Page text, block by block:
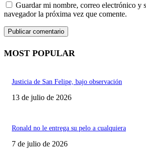
Guardar mi nombre, correo electrónico y
navegador la próxima vez que comente.
MOST POPULAR
Justicia de San Felipe, bajo observación
13 de julio de 2026
Ronald no le entrega su pelo a cualquiera
7 de julio de 2026